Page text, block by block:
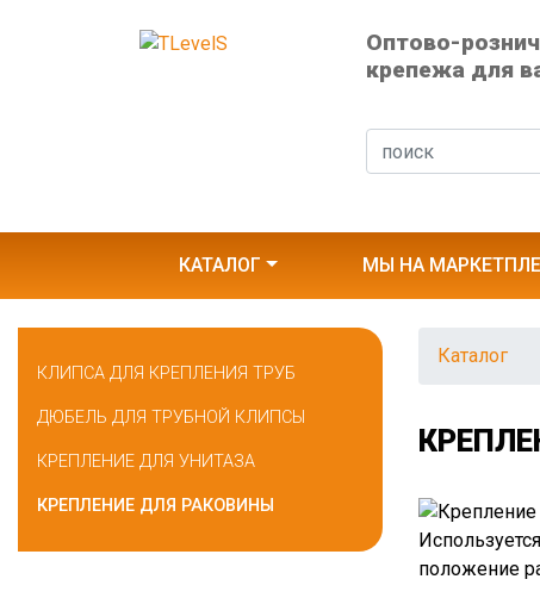
Оптово-
крепежа для
КАТАЛОГ МЫ НА
КЛИПСА ДЛЯ КРЕПЛЕНИЯ ТРУБ
ДЮБЕЛЬ ДЛЯ ТРУБНОЙ КЛИПСЫ
КРЕПЛЕНИЕ ДЛЯ УНИТАЗА
КРЕПЛЕНИЕ ДЛЯ РАКОВИНЫ
Каталог
положение